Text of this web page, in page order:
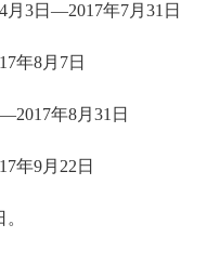
3日—2017年7月31日
年8月7日
年8月31日
年9月22日